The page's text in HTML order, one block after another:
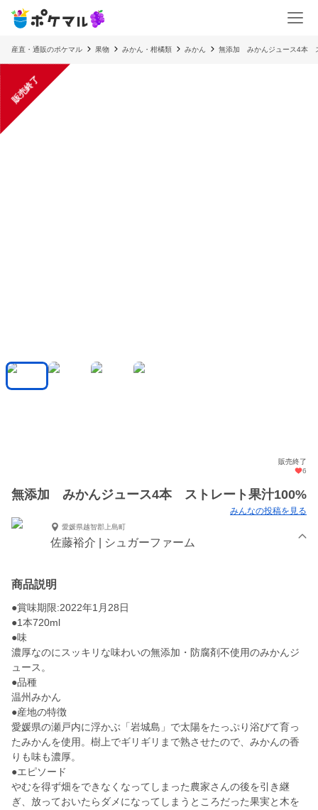
産直・通販のポケマル 果物 みかん・柑橘類 みかん 無添加 みかんジュース4本
販売終了
販売終了
6
無添加 みかんジュース4本 ストレート果汁100%
みんなの投稿を見る
愛媛県越智郡上島町
佐藤裕介 | シュガーファーム
商品説明
●賞味期限:2022年1月28日
●1本720ml
●味
濃厚なのにスッキリな味わいの無添加・防腐剤不使用のみかんジ
ュース。
●品種
温州みかん
●産地の特徴
愛媛県の瀬戸内に浮かぶ「岩城島」で太陽をたっぷり浴びて育っ
たみかんを使用。樹上でギリギリまで熟させたので、みかんの香
りも味も濃厚。
●エピソード
やむを得ず畑をできなくなってしまった農家さんの後を引き継
ぎ、放っておいたらダメになってしまうところだった果実と木を